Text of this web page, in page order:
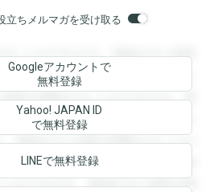
立ちメルマガを受け取る
ことができます。登録すると回答
。登録すると回答を閲覧すること
答を閲覧することができます。登
とができます。登録すると回答を
登録すると回答を閲覧することが
を閲覧することができます。登録
ができます。登録すると回答を閲
Googleアカウントで
無料登録
Yahoo! JAPAN ID
で無料登録
LINEで無料登録